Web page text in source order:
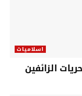
اسلاميات
الزائفين